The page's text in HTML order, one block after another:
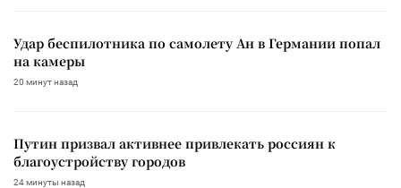
Удар беспилотника по самолету Ан в Германии попал
на камеры
20 минут назад
Путин призвал активнее привлекать россиян к
благоустройству городов
24 минуты назад